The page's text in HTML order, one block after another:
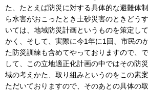
た、たとえば防災に対する具体的な避難体
ら水害がおこったとき土砂災害のときどう
いては、地域防災計画というものを策定し
かく、そして、実際に今1年に1回、市民の
た防災訓練も含めてやっておりますので、
して、この立地適正化計画の中ではその防
域の考えかた、取り組みというのをこの素
ただいておりますので、そのあとの具体の